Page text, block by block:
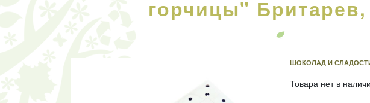
горчицы" Бритарев,
ШОКОЛАД И
Товара нет в